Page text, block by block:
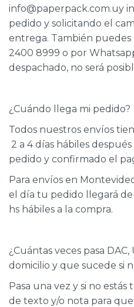
info@paperpack.com.uy
pedido y solicitando el
entrega. También puedes
2400 8999 o por
despachado, no será
¿Cuándo llega mi pedido?
Todos nuestros envíos
2 a 4 días hábiles
pedido y confirmado el
Para envíos en
el día tu pedido llegará
hs hábiles a la compra.
¿Cuántas veces pasa
domicilio y que sucede si
Pasa una vez y si no
de texto y/o nota para que